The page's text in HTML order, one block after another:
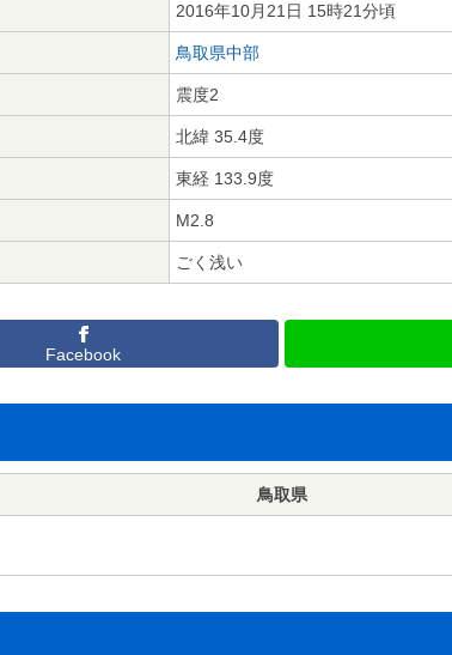
2016年10月21日 15時21分頃
鳥取県中部
震度2
北緯 35.4度
東経 133.9度
M2.8
ごく浅い
Facebook
鳥取県